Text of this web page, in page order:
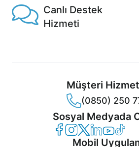
Canlı Destek
Hizmeti
Müşteri
(0850) 250
Sosyal Medyada
Casper Facebook
Casper Instagram
Casper Twitter
Casper
Casper
Mobil